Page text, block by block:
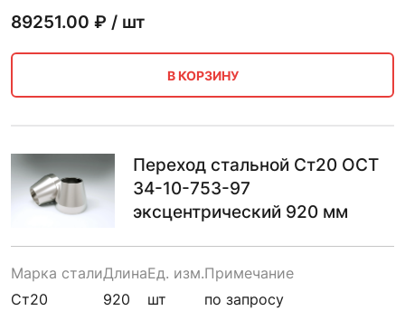
89251.00 ₽ / шт
В КОРЗИНУ
Переход стальной Ст20 ОСТ
34-10-753-97
эксцентрический 920 мм
Марка стали
Ст20
Длина
920
Ед. изм.
шт
Примечание
по запросу